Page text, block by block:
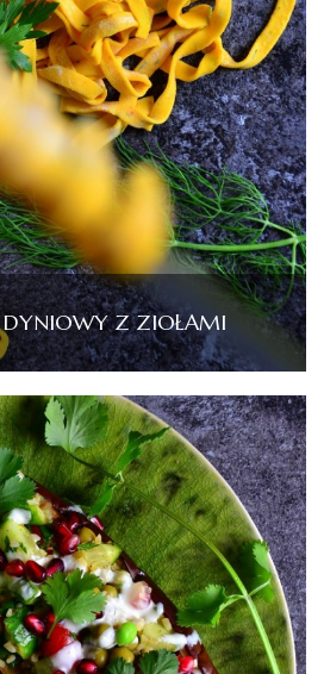
Z ZIOŁAMI